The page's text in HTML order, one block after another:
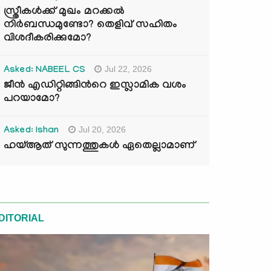
സ്ത്രീകൾക്ക് മുഖം മറക്കൽ
നിർബന്ധമുണ്ടോ? തെളിവ് സഹിതം
വിശദീകരിക്കുമോ?
Asked: NABEEL CS Jul 22, 2026
ജീൻ എഡിറ്റിങ്ങിന്‍റെ ഇസ്ലാമിക വശം
പറയാമോ?
Asked: Ishan Jul 20, 2026
ഹയ്ആത് സുന്നത്തുകൾ ഏതെല്ലാമാണ്